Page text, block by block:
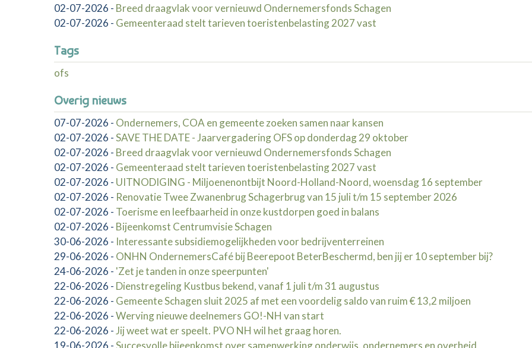
02-07-2026 - Breed draagvlak voor vernieuwd Ondernemersfonds Schagen
02-07-2026 - Gemeenteraad stelt tarieven toeristenbelasting 2027 vast
Tags
ofs
Overig nieuws
07-07-2026 - Ondernemers, COA en gemeente zoeken samen naar kansen
02-07-2026 -SAVE THE DATE - Jaarvergadering OFS op donderdag 29 oktober
02-07-2026 - Breed draagvlak voor vernieuwd Ondernemersfonds Schagen
02-07-2026 - Gemeenteraad stelt tarieven toeristenbelasting 2027 vast
02-07-2026 - UITNODIGING - Miljoenenontbijt Noord-Holland-Noord, woensdag 16 september
02-07-2026 - Renovatie Twee Zwanenbrug Schagerbrug van 15 juli t/m 15 september 2026
02-07-2026 - Toerisme en leefbaarheid in onze kustdorpen goed in balans
02-07-2026 - Bijeenkomst Centrumvisie Schagen
30-06-2026 - Interessante subsidiemogelijkheden voor bedrijventerreinen
29-06-2026 - ONHN OndernemersCafé bij Beerepoot BeterBeschermd, ben jij er 10 september bij?
24-06-2026 - 'Zet je tanden in onze speerpunten'
22-06-2026 - Dienstregeling Kustbus bekend, vanaf 1 juli t/m 31 augustus
22-06-2026 - Gemeente Schagen sluit 2025 af met een voordelig saldo van ruim € 13,2 miljoen
22-06-2026 -Werving nieuwe deelnemers GO!-NH van start
22-06-2026 -Jij weet wat er speelt. PVO NH wil het graag horen.
19-06-2026 -Succesvolle bijeenkomst over samenwerking onderwijs, ondernemers en overheid